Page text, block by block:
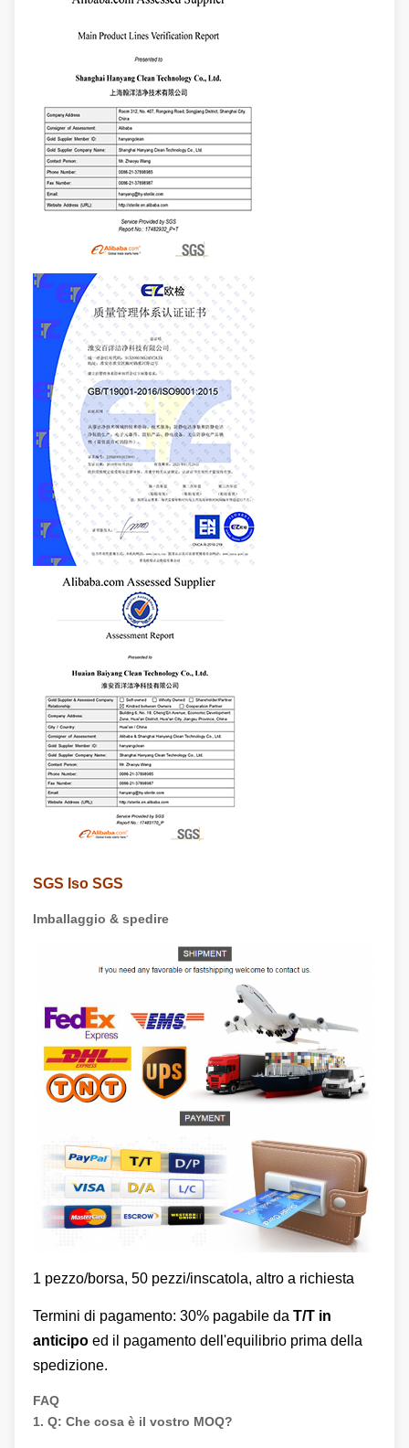
SGS Iso SGS
Imballaggio & spedire
1 pezzo/borsa, 50 pezzi/inscatola, altro a richiesta
Termini di pagamento: 30% pagabile da T/T in
anticipo ed il pagamento dell'equilibrio prima della
spedizione.
FAQ
1. Q: Che cosa è il vostro MOQ?